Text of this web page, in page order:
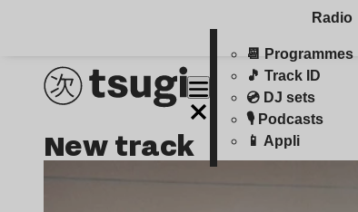
Radio
📆 Programmes
🎵 Track ID
💿 DJ sets
🎙️ Podcasts
📱 Appli
new track